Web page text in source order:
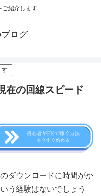
ご紹介します
ログ
す
在の回線スピード
ダウンロードに時間がか
う経験はないでしょう